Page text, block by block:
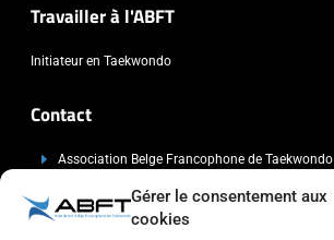
Gérer le consentement aux
cookies
Travailler à l'ABFT
Initiateur en Taekwondo
Contact
Association Belge Francophone de Taekwondo
Chaussée de Wavre, 2057 - 1160 Auderghem
info@abft.be